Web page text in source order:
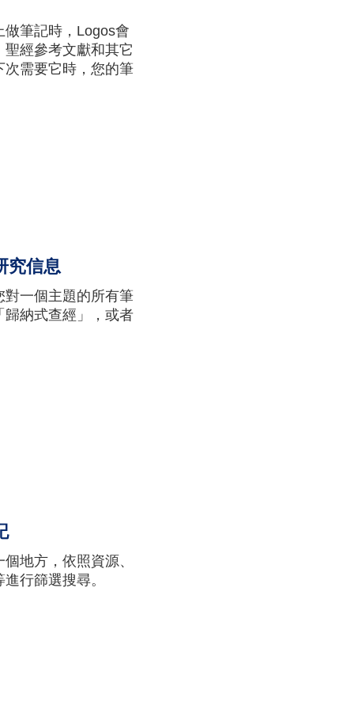
筆記時，Logos會
經參考文獻和其它
需要它時，您的筆
究信息
一個主題的所有筆
納式查經」，或者
地方，依照資源、
行篩選搜尋。